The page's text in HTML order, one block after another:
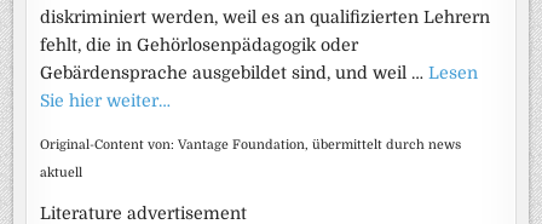
diskriminiert werden, weil es an qualifizierten Lehrern
fehlt, die in Gehörlosenpädagogik oder
Gebärdensprache ausgebildet sind, und weil …Lesen
Sie hier weiter…
Original-Content von: Vantage Foundation, übermittelt durch news
aktuell
Literature advertisement